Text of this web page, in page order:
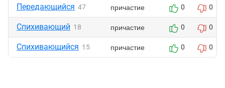
Передающийся 47 причастие 0 0
Спихивающий 18 причастие 0 0
Спихивающийся 15 причастие 0 0